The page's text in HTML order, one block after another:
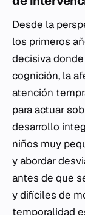
Desde la
los primeros
decisiva
cognición, la
atención
para actuar
desarrollo
niños muy
y abordar
antes de que
y difíciles de
temporalidad